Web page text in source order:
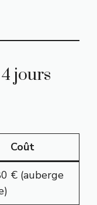
jours
Coût
€ (auberge